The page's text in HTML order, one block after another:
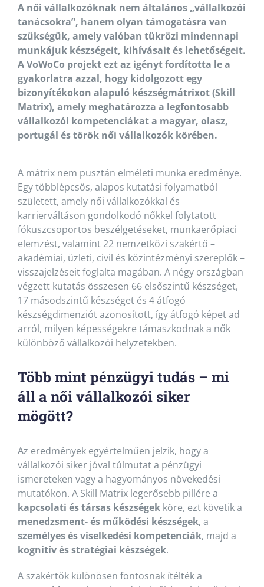
A női vállalkozóknak nem általános „vállalkozói
tanácsokra”, hanem olyan támogatásra van
szükségük, amely valóban tükrözi mindennapi
munkájuk készségeit, kihívásait és lehetőségeit.
A VoWoCo projekt ezt az igényt fordította le a
gyakorlatra azzal, hogy kidolgozott egy
bizonyítékokon alapuló készségmátrixot (Skill
Matrix), amely meghatározza a legfontosabb
vállalkozói kompetenciákat a magyar, olasz,
portugál és török női vállalkozók körében.
A mátrix nem pusztán elméleti munka eredménye.
Egy többlépcsős, alapos kutatási folyamatból
született, amely női vállalkozókkal és
karrierváltáson gondolkodó nőkkel folytatott
fókuszcsoportos beszélgetéseket, munkaerőpiaci
elemzést, valamint 22 nemzetközi szakértő –
akadémiai, üzleti, civil és közintézményi szereplők –
visszajelzéseit foglalta magában. A négy országban
végzett kutatás összesen 66 elsőszintű készséget,
17 másodszintű készséget és 4 átfogó
készségdimenziót azonosított, így átfogó képet ad
arról, milyen képességekre támaszkodnak a nők
különböző vállalkozói helyzetekben.
Több mint pénzügyi tudás – mi
áll a női vállalkozói siker
mögött?
Az eredmények egyértelműen jelzik, hogy a
vállalkozói siker jóval túlmutat a pénzügyi
ismereteken vagy a hagyományos növekedési
mutatókon. A Skill Matrix legerősebb pillére a
kapcsolati és társas készségekköre, ezt követik a
menedzsment- és működési készségek, a
személyes és viselkedési kompetenciák, majd a
kognitív és stratégiai készségek.
A szakértők különösen fontosnak ítélték a